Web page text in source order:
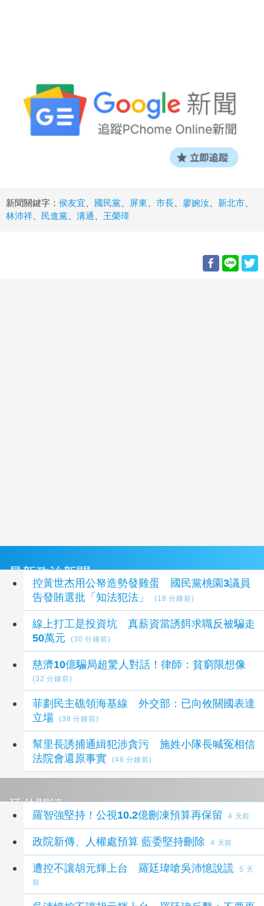
新聞關鍵字： 侯友宜 國民黨 屏東 市長 廖婉汝 新北市
林沛祥
民進黨 溝通 王榮璋
最新政治新聞
控黃世杰用公帑造勢發雞蛋 國民黨桃園3議員
告發賄選批「知法犯法」
(18 分鐘前)
線上打工是投資坑 真薪資當誘餌求職反被騙走
50萬元
(30 分鐘前)
慈濟10億騙局超驚人對話！律師：貧窮限想像
(32 分鐘前)
菲劃民主礁領海基線 外交部：已向攸關國表達
立場
(38 分鐘前)
幫里長誘捕通緝犯涉貪污 施姓小隊長喊冤相信
法院會還原事實
(48 分鐘前)
延伸閱讀
羅智強堅持！公視10.2億刪凍預算再保留 4 天前
政院新傳、人權處預算 藍委堅持刪除 4 天前
遭控不讓胡元輝上台 羅廷瑋嗆吳沛憶說謊
5 天
前